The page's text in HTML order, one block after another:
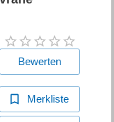
Bewerten
Merkliste